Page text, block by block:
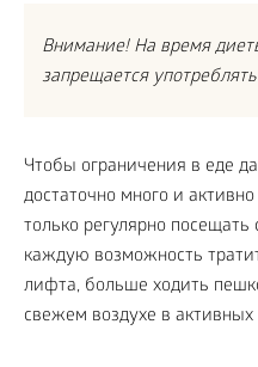
Внимание! На время
запрещается
Чтобы ограничения в еде
достаточно много и
только регулярно посещать
каждую возможность
лифта, больше ходить
свежем воздухе в активных